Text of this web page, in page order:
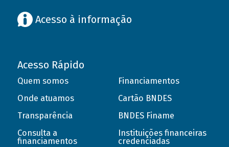
Acesso à informação
Acesso Rápido
Quem somos
Onde atuamos
Transparência
Consulta a
financiamentos
Financiamentos
Cartão BNDES
BNDES Finame
Instituições financeiras
credenciadas